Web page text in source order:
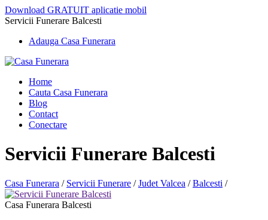
Download GRATUIT aplicatie mobil
Servicii Funerare Balcesti
Adauga Casa Funerara
Home
Cauta Casa Funerara
Blog
Contact
Conectare
Servicii Funerare Balcesti
Casa Funerara / Servicii Funerare /Judet Valcea /Balcesti /
Casa Funerara Balcesti